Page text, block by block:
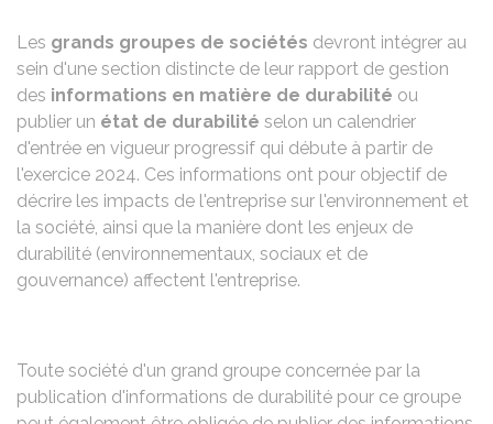
Les grands groupes de sociétés devront intégrer au
sein d'une section distincte de leur rapport de gestion
des informations en matière de durabilité ou
publier un état de durabilité selon un calendrier
d'entrée en vigueur progressif qui débute à partir de
l'exercice 2024. Ces informations ont pour objectif de
décrire les impacts de l'entreprise sur l'environnement et
la société, ainsi que la manière dont les enjeux de
durabilité (environnementaux, sociaux et de
gouvernance) affectent l'entreprise.
Toute société d'un grand groupe concernée par la
publication d'informations de durabilité pour ce groupe